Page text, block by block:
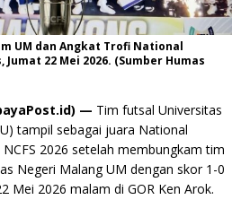
UM dan Angkat Trofi National
22 Mei 2026. (Sumber Humas
— Tim futsal Universitas
tampil sebagai juara National
2026 setelah membungkam tim
Negeri Malang UM dengan skor 1-0
Mei 2026 malam di GOR Ken Arok.